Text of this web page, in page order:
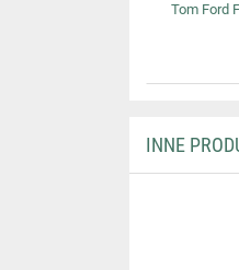
Tom Ford
INNE